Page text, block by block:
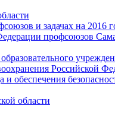
и задачах на 2016
профсоюзов
Российской
обеспечения
области